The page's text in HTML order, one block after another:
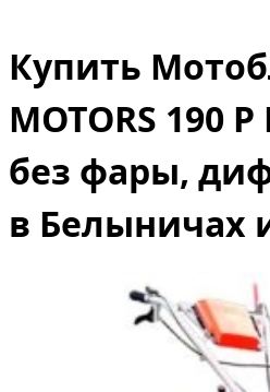
Купить
MOTORS 190
без фары,
в Белыничах